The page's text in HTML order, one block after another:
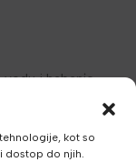
kot so
dostop do njih.
i habanje.
prijateljskih
zadržava